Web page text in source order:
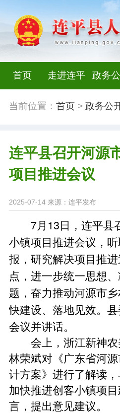
首页 走进连平 政务
当前位置： 首页> 政务公
连平县召开河源
项目推进会议
2025-07-14 来源：连平发布
7月13日，连平县
小镇项目推进会议，
报，研究解决项目推
点，进一步统一思想
题，奋力推动河源市
快建设、落地见效。
会议并讲话。
会上，浙江新神农
林荣斌对《广东省河
计方案》进行了解读
加快推进创客小镇项
言，提出意见建议。